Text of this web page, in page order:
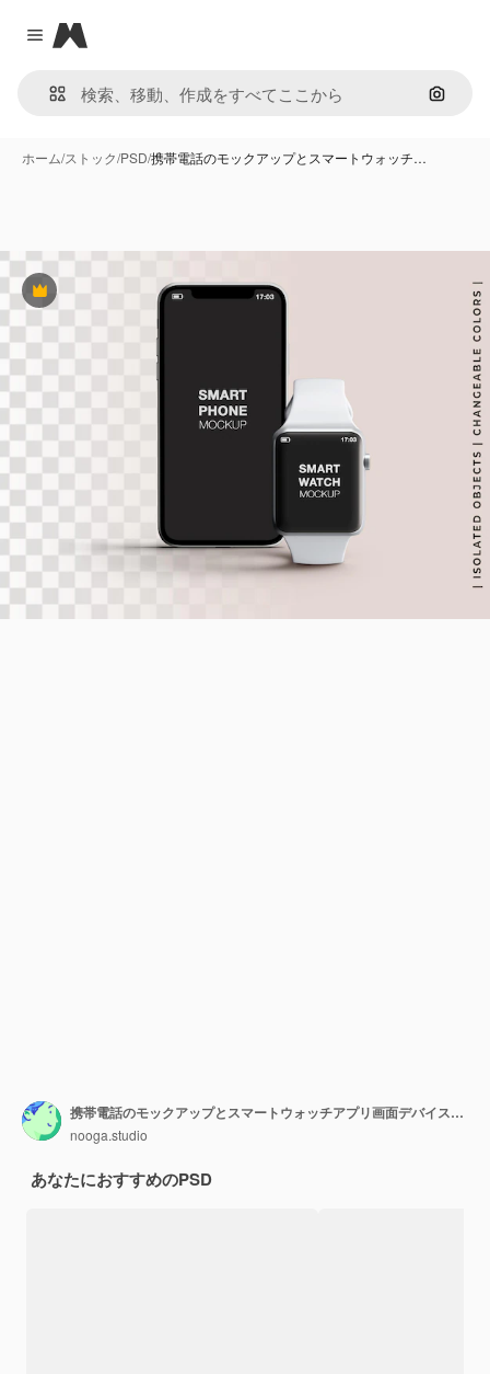
Close menu
Magnific
画像で
ホーム/ストック/PSD/携帯電話のモックアップとスマートウォッチ…
Premium
携帯電話のモックアップとスマートウォッチアプリ画面デバイスインターフェイスプレゼンテーション正面図分離
nooga.studio
あなたにおすすめのPSD